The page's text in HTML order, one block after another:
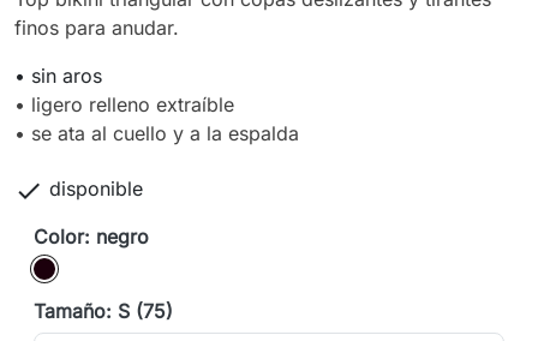
finos para anudar.
• sin aros
• ligero relleno extraíble
• se ata al cuello y a la espalda
 disponible
Color: negro
negro
Tamaño: S (75)